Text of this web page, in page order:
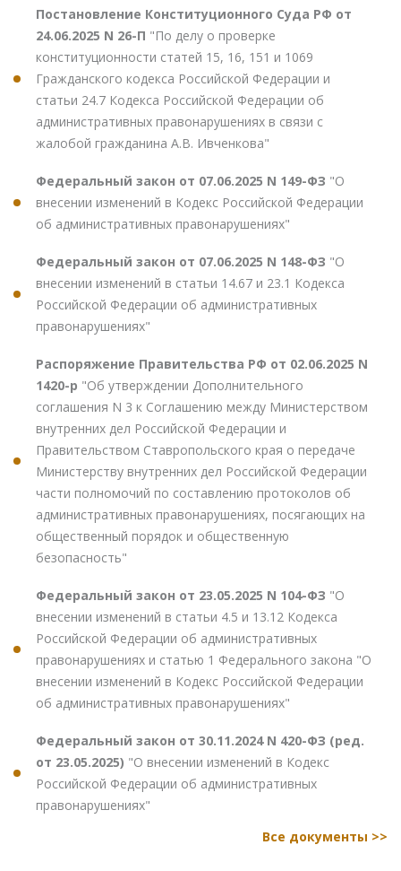
Постановление Конституционного Суда РФ от
24.06.2025 N 26-П "По делу о проверке
конституционности статей 15, 16, 151 и 1069
Гражданского кодекса Российской Федерации и
статьи 24.7 Кодекса Российской Федерации об
административных правонарушениях в связи с
жалобой гражданина А.В. Ивченкова"
Федеральный закон от 07.06.2025 N 149-ФЗ "О
внесении изменений в Кодекс Российской Федерации
об административных правонарушениях"
Федеральный закон от 07.06.2025 N 148-ФЗ "О
внесении изменений в статьи 14.67 и 23.1 Кодекса
Российской Федерации об административных
правонарушениях"
Распоряжение Правительства РФ от 02.06.2025 N
1420-р "Об утверждении Дополнительного
соглашения N 3 к Соглашению между Министерством
внутренних дел Российской Федерации и
Правительством Ставропольского края о передаче
Министерству внутренних дел Российской Федерации
части полномочий по составлению протоколов об
административных правонарушениях, посягающих на
общественный порядок и общественную
безопасность"
Федеральный закон от 23.05.2025 N 104-ФЗ "О
внесении изменений в статьи 4.5 и 13.12 Кодекса
Российской Федерации об административных
правонарушениях и статью 1 Федерального закона "О
внесении изменений в Кодекс Российской Федерации
об административных правонарушениях"
Федеральный закон от 30.11.2024 N 420-ФЗ (ред.
от 23.05.2025) "О внесении изменений в Кодекс
Российской Федерации об административных
правонарушениях"
Все документы >>